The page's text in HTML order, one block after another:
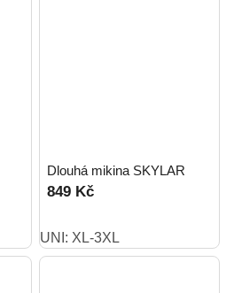
Dlouhá mikina SKYLAR
849 Kč
UNI: XL-3XL